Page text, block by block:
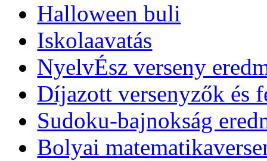
Halloween buli
Iskolaavatás
NyelvÉsz verseny
Díjazott versenyzők és
Sudoku-bajnokság
Bolyai